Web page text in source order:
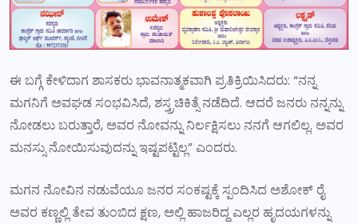
ಈ ಬಗ್ಗೆ ಕೇಳಿದಾಗ ಶಾಸಕರು ಭಾವನಾತ್ಮಕವಾಗಿ ಪ್ರತಿಕ್ರಿಯಿಸಿದರು: “ನನ್ನ
ಮಗನಿಗೆ ಅವಘಡ ಸಂಭವಿಸಿದೆ, ಶಸ್ತ್ರಚಿಕಿತ್ಸೆ ನಡೆದಿದೆ. ಆದರೆ ಜನರು ನನ್ನನ್ನು
ನೋಡಲು ಬರುತ್ತಾರೆ, ಅವರ ನೋವನ್ನು ನಿರ್ಲಕ್ಷಿಸಲು ನನಗೆ ಆಗಲಿಲ್ಲ. ಅವರ
ಮನಸ್ಸು ನೋಯಿಸುವುದನ್ನು ಇಷ್ಟಪಟ್ಟಿಲ್ಲ” ಎಂದರು.
ಮಗನ ನೋವಿನ ನಡುವೆಯೂ ಜನರ ಸಂಕಷ್ಟಕ್ಕೆ ಸ್ಪಂದಿಸಿದ ಅಶೋಕ್ ರೈ
ಅವರ ಕಣ್ಣಲ್ಲಿ ತೇವ ತುಂಬಿದ ಕ್ಷಣ, ಅಲ್ಲಿ ಹಾಜರಿದ್ದ ಎಲ್ಲರ ಹೃದಯಗಳನ್ನು